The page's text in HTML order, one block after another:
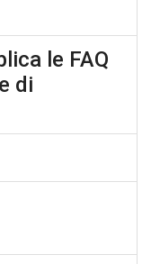
le FAQ
di